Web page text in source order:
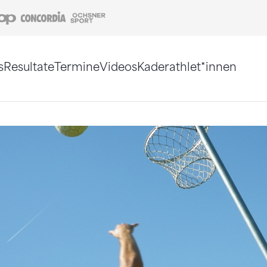
Coop Concordia
ResultateTermineVideosKaderathlet*innen